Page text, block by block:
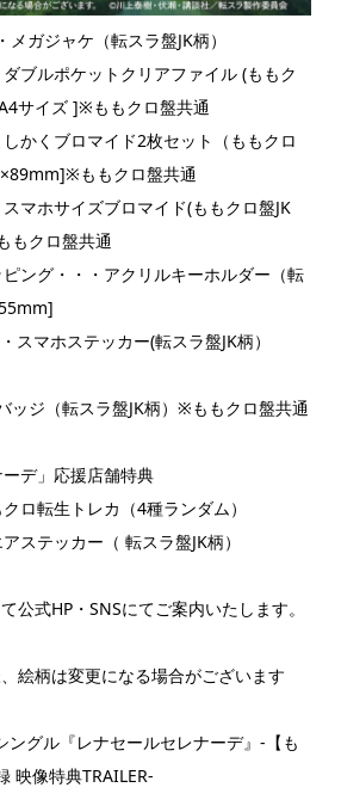
ガジャケ（転スラ盤JK柄）
ブルポケットクリアファイル (ももク
サイズ ]※ももクロ盤共通
かくブロマイド2枚セット（ももクロ
ももクロ盤共通
マホサイズブロマイド(ももクロ盤JK
もクロ盤共通
ピング・・・アクリルキーホルダー（転
スマホステッカー(転スラ盤JK柄）
ッジ（転スラ盤JK柄）※ももクロ盤共通
デ」応援店舗特典
ロ転生トレカ（4種ランダム）
ステッカー（ 転スラ盤JK柄）
公式HP・SNSにてご案内いたします。
絵柄は変更になる場合がございます
グル『レナセールセレナーデ』-【も
映像特典TRAILER-